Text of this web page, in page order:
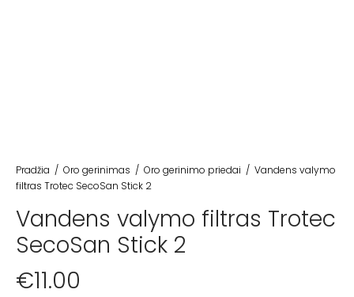
Pradžia / Oro gerinimas / Oro gerinimo priedai / Vandens valymo
filtras Trotec SecoSan Stick 2
Vandens valymo filtras Trotec
SecoSan Stick 2
€11.00